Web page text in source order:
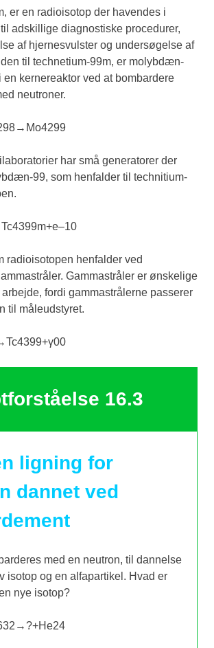
er en radioisotop der havendes i
adskillige diagnostiske procedurer,
af hjernesvulster og undersøgelse af
til technetium-99m, er molybdæn-
en kernereaktor ved at bombardere
neutroner.
98→ Mo4299
har små generatorer der
99, som henfalder til technitium-
Tc4399m+e–10
radioisotopen henfalder ved
Gammastråler er ønskelige
fordi gammastrålerne passerer
til måleudstyret.
Tc4399+γ00
16.3
ligning for
dannet ved
med en neutron, til dannelse
isotop og en alfapartikel. Hvad er
nye isotop?
32 →?+He24